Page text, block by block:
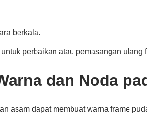
berkala.
perbaikan atau pemasangan ulang
dan Noda
asam dapat membuat warna frame